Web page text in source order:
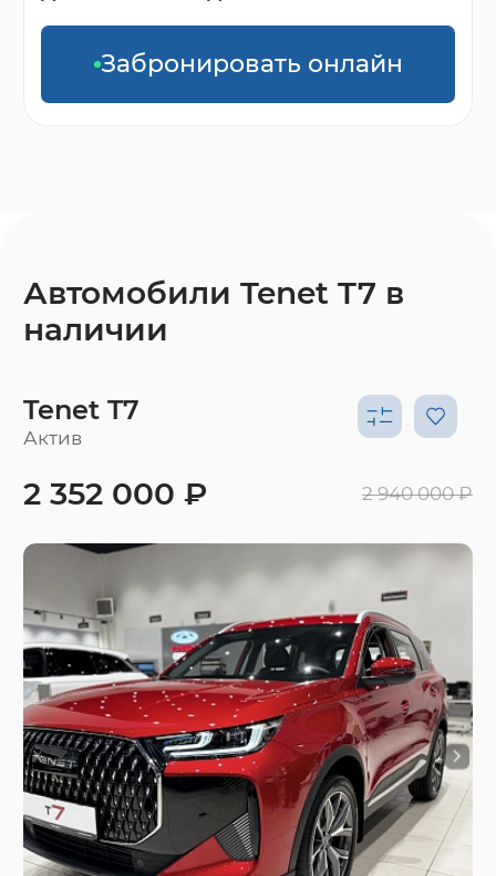
Забронировать онлайн
Автомобили Tenet T7 в
наличии
Tenet T7
Актив
2 352 000 ₽ 2 940 000 ₽